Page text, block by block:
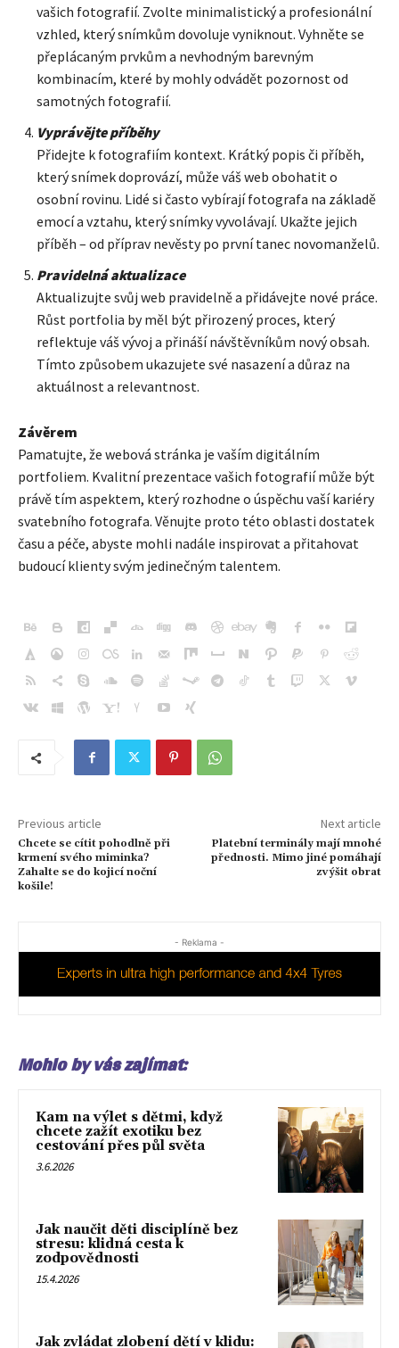
vašich fotografií. Zvolte minimalistický a profesionální
vzhled, který snímkům dovoluje vyniknout. Vyhněte se
přeplácaným prvkům a nevhodným barevným
kombinacím, které by mohly odvádět pozornost od
samotných fotografií.
Vyprávějte příběhy
Přidejte k fotografiím kontext. Krátký popis či příběh,
který snímek doprovází, může váš web obohatit o
osobní rovinu. Lidé si často vybírají fotografa na základě
emocí a vztahu, který snímky vyvolávají. Ukažte jejich
příběh – od příprav nevěsty po první tanec novomanželů.
Pravidelná aktualizace
Aktualizujte svůj web pravidelně a přidávejte nové práce.
Růst portfolia by měl být přirozený proces, který
reflektuje váš vývoj a přináší návštěvníkům nový obsah.
Tímto způsobem ukazujete své nasazení a důraz na
aktuálnost a relevantnost.
Závěrem
Pamatujte, že webová stránka je vaším digitálním
portfoliem. Kvalitní prezentace vašich fotografií může být
právě tím aspektem, který rozhodne o úspěchu vaší kariéry
svatebního fotografa. Věnujte proto této oblasti dostatek
času a péče, abyste mohli nadále inspirovat a přitahovat
budoucí klienty svým jedinečným talentem.
Previous article
Chcete se cítit pohodlně při
krmení svého miminka?
Zahalte se do kojicí noční
košile!
Next article
Platební terminály mají mnohé
přednosti. Mimo jiné pomáhají
zvýšit obrat
- Reklama -
Mohlo by vás zajímat:
Kam na výlet s dětmi, když
chcete zažít exotiku bez
cestování přes půl světa
3.6.2026
Jak naučit děti disciplíně bez
stresu: klidná cesta k
zodpovědnosti
15.4.2026
Jak zvládat zlobení dětí v klidu: